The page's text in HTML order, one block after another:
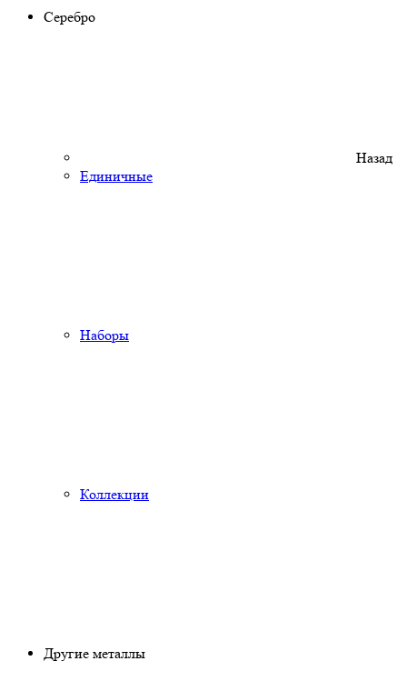
Серебро
Назад
Единичные
Наборы
Коллекции
Другие металлы